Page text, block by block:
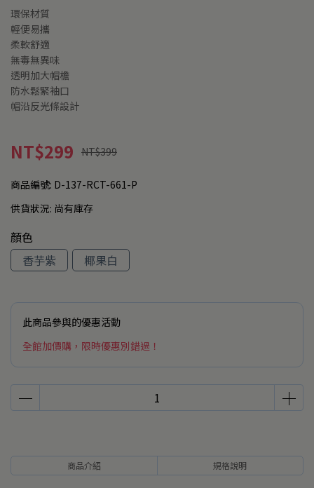
環保材質
輕便易攜
柔軟舒適
無毒無異味
透明加大帽檐
防水鬆緊袖口
帽沿反光條設計
NT$299 NT$399
商品編號: D-137-RCT-661-P
供貨狀況: 尚有庫存
顏色
香芋紫
椰果白
此商品參與的優惠活動
全館加價購，限時優惠別錯過！
商品介紹 規格說明